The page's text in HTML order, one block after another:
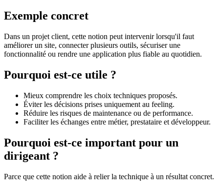
Exemple concret
Dans un projet client, cette notion peut intervenir lorsqu'il faut
améliorer un site, connecter plusieurs outils, sécuriser une
fonctionnalité ou rendre une application plus fiable au quotidien.
Pourquoi est-ce utile ?
Mieux comprendre les choix techniques proposés.
Éviter les décisions prises uniquement au feeling.
Réduire les risques de maintenance ou de performance.
Faciliter les échanges entre métier, prestataire et développeur.
Pourquoi est-ce important pour un
dirigeant ?
Parce que cette notion aide à relier la technique à un résultat concret.